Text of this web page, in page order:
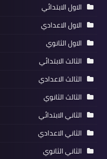
الاول الابتدائي
الاول الاعدادي
الاول الثانوي
الثالث الابتدائي
الثالث الاعدادي
الثالث الثانوي
الثاني الابتدائي
الثاني الاعدادي
الثاني الثانوي